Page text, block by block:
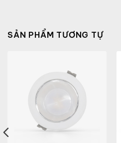
SẢN PHẨM TƯƠNG TỰ